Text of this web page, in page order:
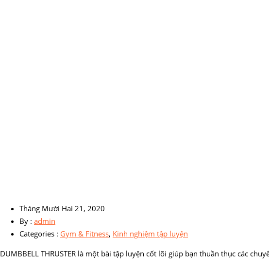
Tháng Mười Hai 21, 2020
By : admin
Categories : Gym & Fitness, Kinh nghiệm tập luyện
DUMBBELL THRUSTER là một bài tập luyện cốt lõi giúp bạn thuần thục các